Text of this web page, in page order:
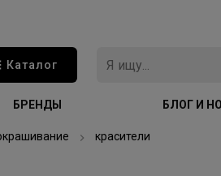
Каталог
БРЕНДЫ БЛОГ И
красители